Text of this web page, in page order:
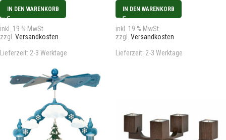
IN DEN WARENKORB
inkl. 19 % MwSt.
zzgl. Versandkosten
Lieferzeit: 2-3 Werktage
IN DEN WARENKORB
inkl. 19 % MwSt.
zzgl. Versandkosten
Lieferzeit: 2-3 Werktage